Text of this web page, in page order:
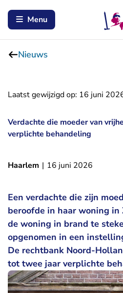
Menu
Nieuws
Laatst gewijzigd op: 16 juni
Verdachte die moeder van
verplichte behandeling
Haarlem | 16 juni 2026
Een verdachte die zijn
beroofde in haar woning in
de woning in brand te
opgenomen in een
De rechtbank Noord-
tot twee jaar verplichte